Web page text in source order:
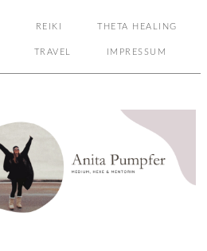
REIKI THETA HEALING
TRAVEL IMPRESSUM